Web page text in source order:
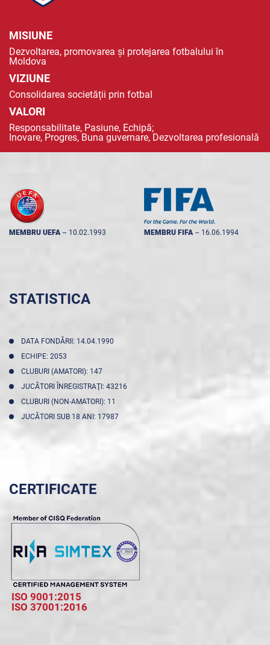
MISIUNE
Dezvoltarea, promovarea și protejarea fotbalului în
Moldova
VIZIUNE
Consolidarea societății prin fotbal
VALORI
Responsabilitate, Pasiune, Echipă;
Inovare, Progres, Buna guvernare, Dezvoltarea profesională
MEMBRU UEFA -- 10.02.1993 MEMBRU FIFA -- 16.06.1994
STATISTICA
DATA FONDĂRII: 14.04.1990
ECHIPE: 2053
CLUBURI (AMATORI): 147
JUCĂTORI ÎNREGISTRAŢI: 43216
CLUBURI (NON-AMATORI): 11
JUCĂTORI SUB 18 ANI: 17987
CERTIFICATE
ISO 9001:2015
ISO 37001:2016